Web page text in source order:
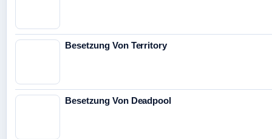
Besetzung Von Territory
Besetzung Von Deadpool